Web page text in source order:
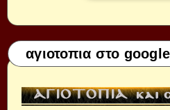
αγιοτοπια στο